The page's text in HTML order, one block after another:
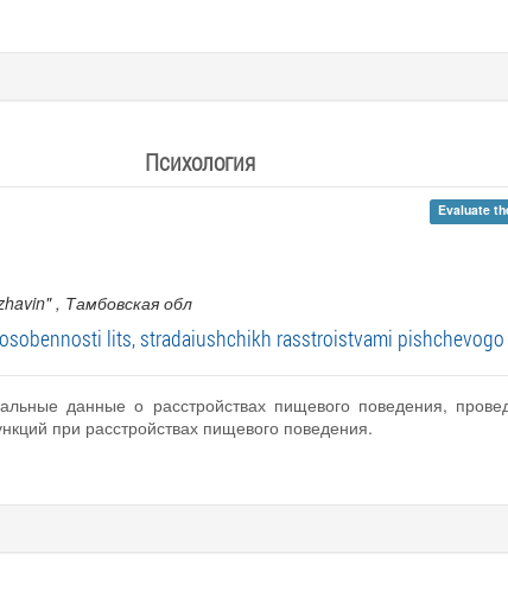
Психология
Evaluate
, Тамбовская обл
lits, stradaiushchikh rasstroistvami
данные о расстройствах пищевого поведения,
при расстройствах пищевого поведения.